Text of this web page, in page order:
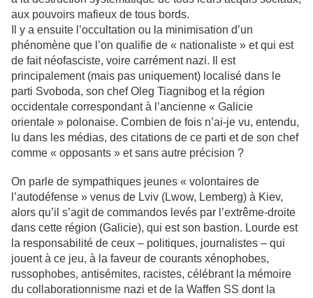
aux pouvoirs mafieux de tous bords.
Il y a ensuite l’occultation ou la minimisation d’un
phénomène que l’on qualifie de « nationaliste » et qui est
de fait néofasciste, voire carrément nazi. Il est
principalement (mais pas uniquement) localisé dans le
parti Svoboda, son chef Oleg Tiagnibog et la région
occidentale correspondant à l’ancienne « Galicie
orientale » polonaise. Combien de fois n’ai-je vu, entendu,
lu dans les médias, des citations de ce parti et de son chef
comme « opposants » et sans autre précision ?
On parle de sympathiques jeunes « volontaires de
l’autodéfense » venus de Lviv (Lwow, Lemberg) à Kiev,
alors qu’il s’agit de commandos levés par l’extrême-droite
dans cette région (Galicie), qui est son bastion. Lourde est
la responsabilité de ceux – politiques, journalistes – qui
jouent à ce jeu, à la faveur de courants xénophobes,
russophobes, antisémites, racistes, célébrant la mémoire
du collaborationnisme nazi et de la Waffen SS dont la